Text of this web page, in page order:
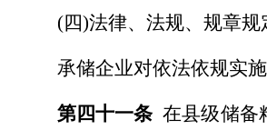
(四)法律、法规、规章规
承储企业对依法依规实
第四十一条 在县级储备